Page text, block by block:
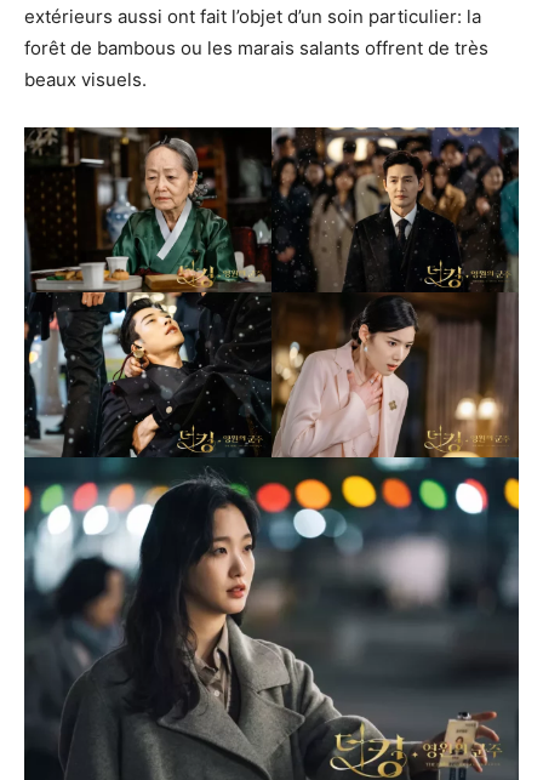
extérieurs aussi ont fait l’objet d’un soin particulier: la
forêt de bambous ou les marais salants offrent de très
beaux visuels.